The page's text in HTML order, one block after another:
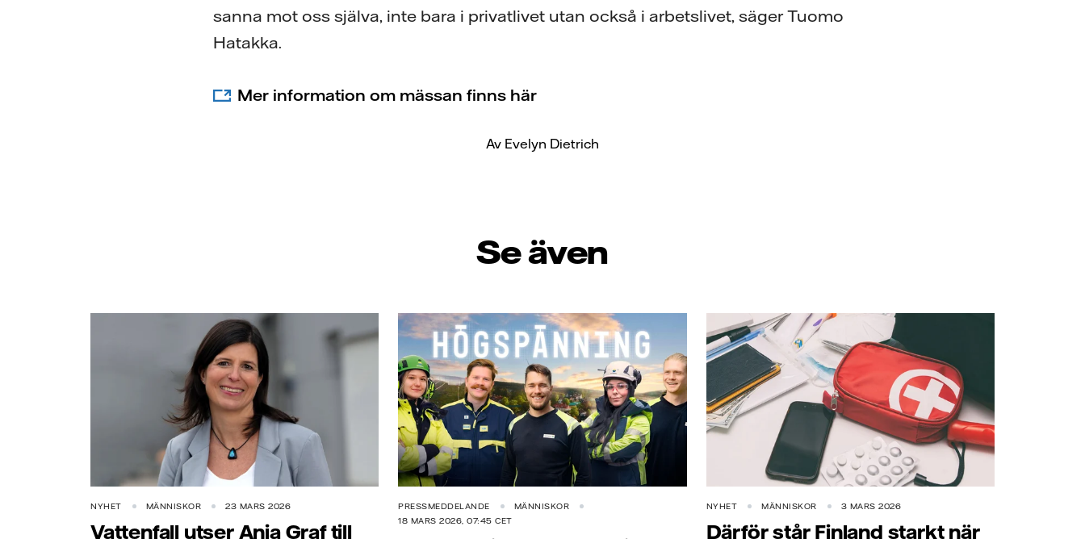
sanna mot oss själva, inte bara i privatlivet utan också i arbetslivet, säger Tuomo
Hatakka.
Mer information om mässan finns här
Av Evelyn Dietrich
Se även
NYHET MÄNNISKOR 23 MARS 2026
Vattenfall utser Anja Graf till
PRESSMEDDELANDE
MÄNNISKOR
18 MARS 2026, 07:45 CET
NYHET MÄNNISKOR 3 MARS 2026
Därför står Finland starkt när